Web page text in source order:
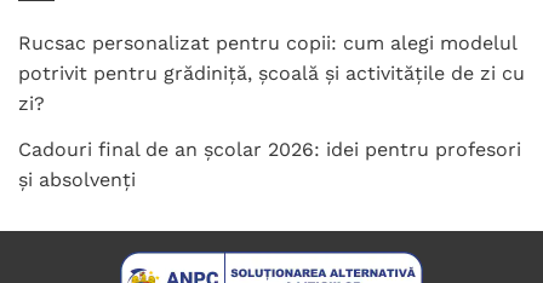
Rucsac personalizat pentru copii: cum alegi modelul
potrivit pentru grădiniță, școală și activitățile de zi cu
zi?
Cadouri final de an școlar 2026: idei pentru profesori
și absolvenți